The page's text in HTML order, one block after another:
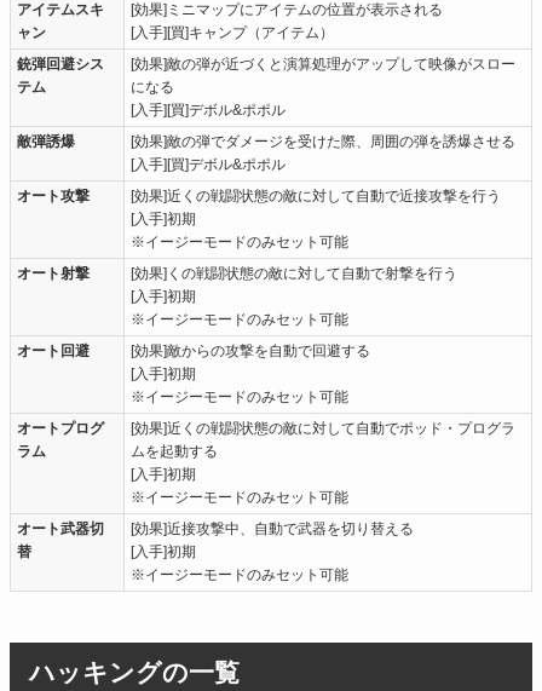
アイテムスキ
ャン
[効果]ミニマップにアイテムの位置が表示される
[入手][買]キャンプ（アイテム）
銃弾回避シス
テム
[効果]敵の弾が近づくと演算処理がアップして映像がスロー
になる
[入手][買]デボル&ポポル
敵弾誘爆
[効果]敵の弾でダメージを受けた際、周囲の弾を誘爆させる
[入手][買]デボル&ポポル
オート攻撃
[効果]近くの戦闘状態の敵に対して自動で近接攻撃を行う
[入手]初期
※イージーモードのみセット可能
オート射撃
[効果]くの戦闘状態の敵に対して自動で射撃を行う
[入手]初期
※イージーモードのみセット可能
オート回避
[効果]敵からの攻撃を自動で回避する
[入手]初期
※イージーモードのみセット可能
オートプログ
ラム
[効果]近くの戦闘状態の敵に対して自動でポッド・プログラ
ムを起動する
[入手]初期
※イージーモードのみセット可能
オート武器切
替
[効果]近接攻撃中、自動で武器を切り替える
[入手]初期
※イージーモードのみセット可能
ハッキングの一覧